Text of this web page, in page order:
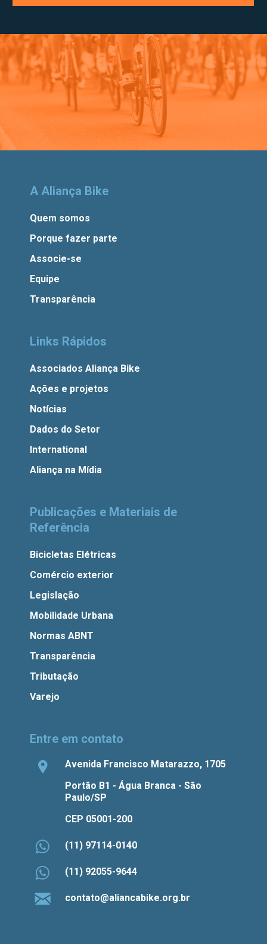
A Aliança Bike
Quem somos
Porque fazer parte
Associe-se
Equipe
Transparência
Links Rápidos
Associados Aliança Bike
Ações e projetos
Notícias
Dados do Setor
International
Aliança na Mídia
Publicações e Materiais de
Referência
Bicicletas Elétricas
Comércio exterior
Legislação
Mobilidade Urbana
Normas ABNT
Transparência
Tributação
Varejo
Entre em contato
Avenida Francisco Matarazzo, 1705
Portão B1 - Água Branca - São
Paulo/SP
CEP 05001-200
(11) 97114-0140
(11) 92055-9644
contato@aliancabike.org.br